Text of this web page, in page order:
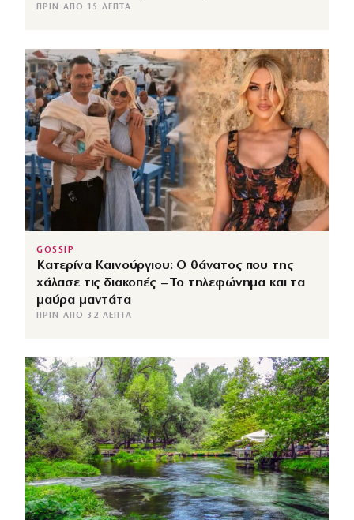
ΠΡΙΝ ΑΠΌ 15 ΛΕΠΤΆ
GOSSIP
Κατερίνα Καινούργιου: Ο θάνατος που της
χάλασε τις διακοπές – Το τηλεφώνημα και τα
μαύρα μαντάτα
ΠΡΙΝ ΑΠΌ 32 ΛΕΠΤΆ